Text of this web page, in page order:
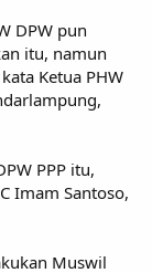
DPW pun
itu, namun
Ketua PHW
PPP itu,
Imam Santoso,
Muswil